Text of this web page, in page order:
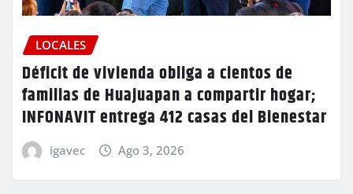
LOCALES
Déficit de vivienda obliga a cientos de
familias de Huajuapan a compartir hogar;
INFONAVIT entrega 412 casas del Bienestar
igavec Ago 3, 2026